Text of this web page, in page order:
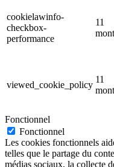
cookielawinfo-
checkbox-
performance
11
viewed_cookie_policy
11
Fonctionnel
Fonctionnel
Les cookies fonctionnels
telles que le partage du
médias sociaux, la collecte